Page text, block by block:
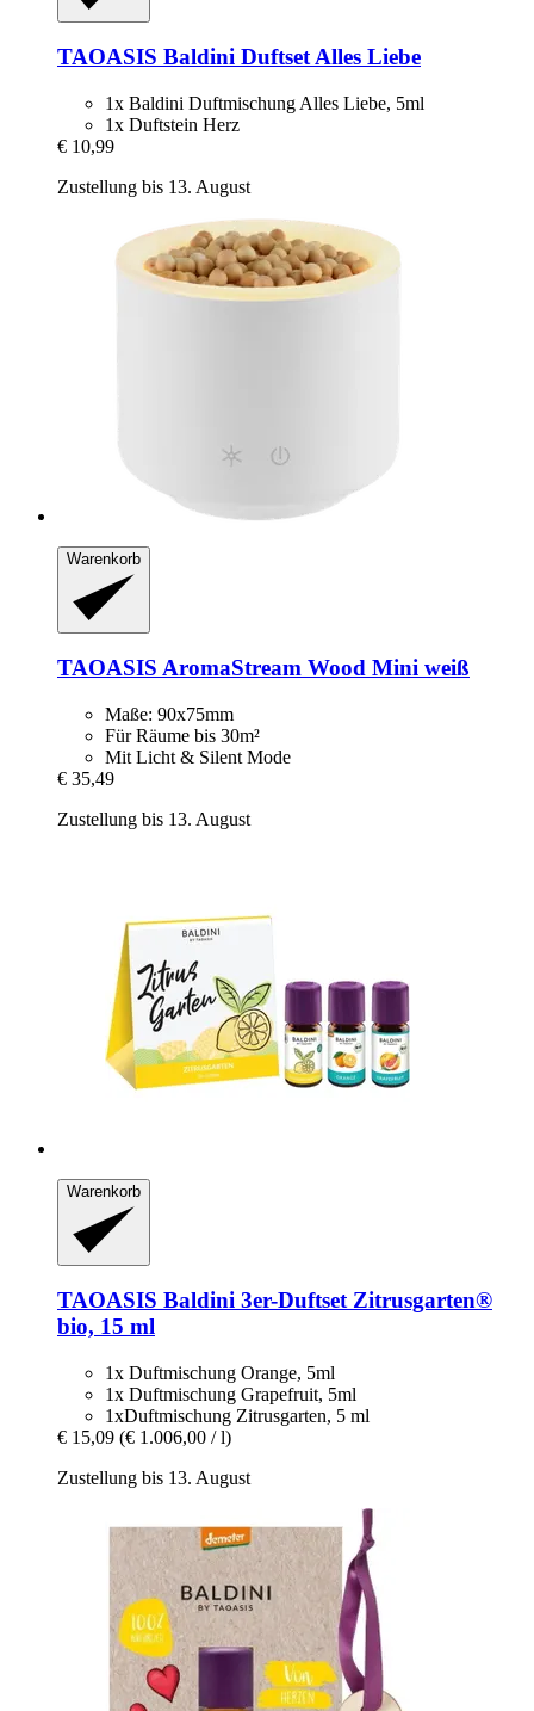
TAOASIS Baldini Duftset Alles Liebe
1x Baldini Duftmischung Alles Liebe, 5ml
1x Duftstein Herz
€ 10,99
Zustellung bis 13. August
Warenkorb
TAOASIS AromaStream Wood Mini weiß
Maße: 90x75mm
Für Räume bis 30m²
Mit Licht & Silent Mode
€ 35,49
Zustellung bis 13. August
Warenkorb
TAOASIS Baldini 3er-​Duftset Zitrusgarten®
bio, 15 ml
1x Duftmischung Orange, 5ml
1x Duftmischung Grapefruit, 5ml
1xDuftmischung Zitrusgarten, 5 ml
€ 15,09 (€ 1.006,00 / l)
Zustellung bis 13. August